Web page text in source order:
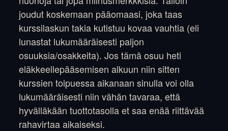
joudut koskemaan pääomaasi, joka taas
kurssilaskun takia kutistuu kovaa vauhtia (eli
lunastat lukumääräisesti paljon
osuuksia/osakkeita). Jos tämä osuu heti
eläkkeellepääsemisen alkuun niin sitten
kurssien toipuessa aikanaan sinulla voi olla
lukumääräisesti niin vähän tavaraa, että
hyvälläkään tuottotasolla et saa enää riittävää
rahavirtaa aikaiseksi.